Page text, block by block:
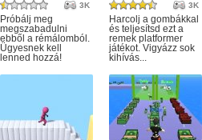
3K
Próbálj meg
megszabadulni
ebből a rémálomból.
Ügyesnek kell
lenned hozzá!
3K
Harcolj a gombákkal
és teljesítsd ezt a
remek platformer
játékot. Vigyázz sok
kihívás...